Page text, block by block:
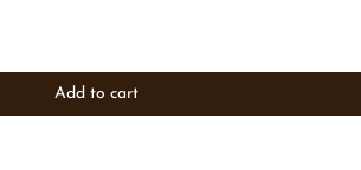
Add to cart